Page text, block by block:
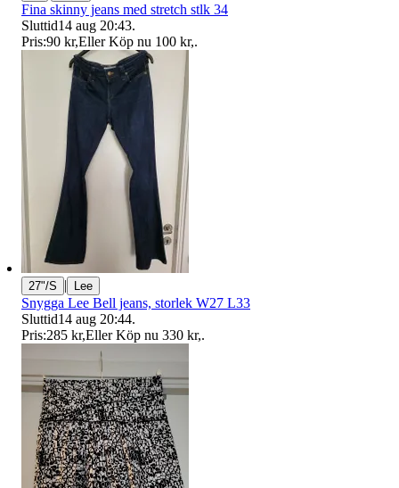
Fina skinny jeans med stretch stlk 34
Sluttid14 aug 20:43.
Pris:90 kr,Eller Köp nu 100 kr,.
27"/S | Lee
Snygga Lee Bell jeans, storlek W27 L33
Sluttid14 aug 20:44.
Pris:285 kr,Eller Köp nu 330 kr,.